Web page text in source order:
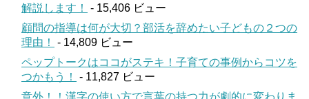
解説します！
- 15,406 ビュー
顧問の指導は何が大切？部活を辞めたい子どもの２つの
理由！
- 14,809 ビュー
ペップトークはココがステキ！子育ての事例からコツを
つかもう！
- 11,827 ビュー
意外！！漢字の使い方で言葉の持つ力が劇的に変わりま